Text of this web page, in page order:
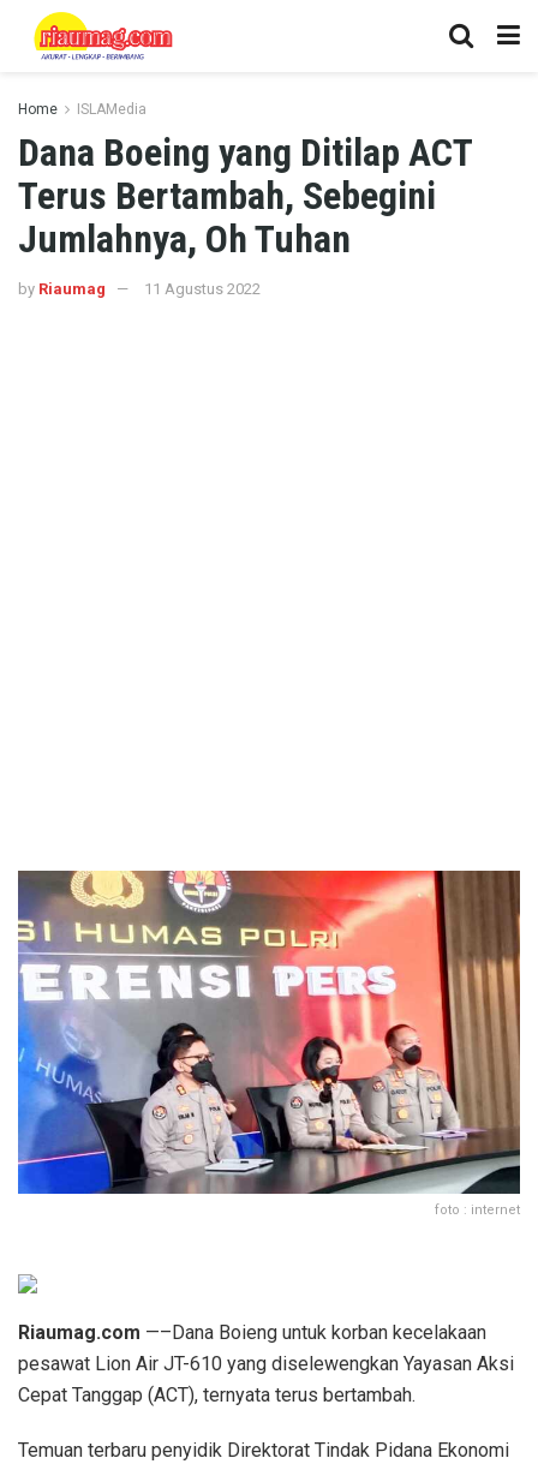
Home ISLAMedia
Dana Boeing yang Ditilap ACT
Terus Bertambah, Sebegini
Jumlahnya, Oh Tuhan
by Riaumag 11 Agustus 2022
foto : internet
Riaumag.com —–Dana Boieng untuk korban kecelakaan
pesawat Lion Air JT-610 yang diselewengkan Yayasan Aksi
Cepat Tanggap (ACT), ternyata terus bertambah.
Temuan terbaru penyidik Direktorat Tindak Pidana Ekonomi